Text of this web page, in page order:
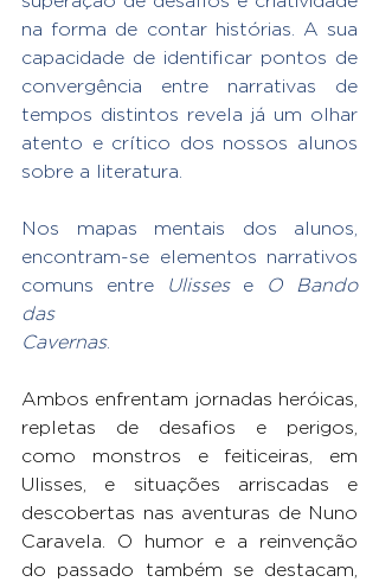
na forma de contar histórias. A sua
capacidade de identificar pontos de
convergência entre narrativas de
tempos distintos revela já um olhar
atento e crítico dos nossos alunos
sobre a literatura.
Nos mapas mentais dos alunos,
encontram-se elementos narrativos
comuns entre
Ulisses e
O Bando
das
Cavernas.
Ambos enfrentam jornadas heróicas,
repletas de desafios e perigos,
como monstros e feiticeiras, em
Ulisses, e situações arriscadas e
descobertas nas aventuras de Nuno
Caravela. O humor e a reinvenção
do passado também se destacam,